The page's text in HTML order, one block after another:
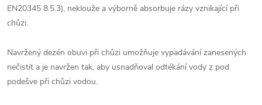
EN20345 8.5.3), neklouže a výborně absorbuje rázy vznikající při
chůzi.
Navržený dezén obuvi při chůzi umožňuje vypadávání zanesených
nečistit a je navržen tak, aby usnadňoval odtékání vody z pod
podešve při chůzi vodou.